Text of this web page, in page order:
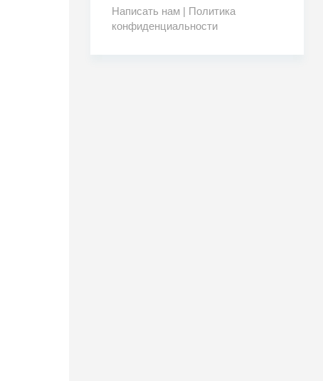
Написать нам | Политика
конфиденциальности